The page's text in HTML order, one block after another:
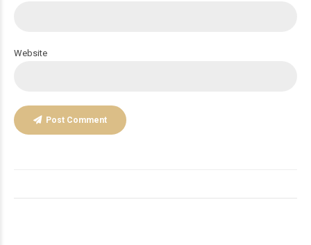
Website
Post Comment